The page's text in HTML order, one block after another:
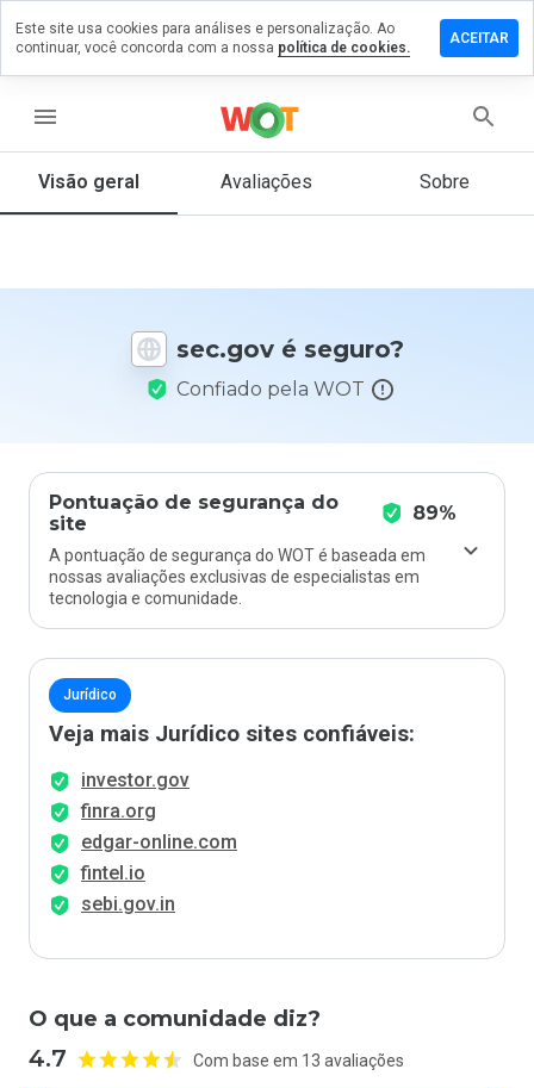
menu
Visão geral Avaliações Sobre
sec.gov é seguro?
Confiado pela WOT
Pontuação de segurança do
site
89%
A pontuação de segurança do WOT é baseada em
nossas avaliações exclusivas de especialistas em
tecnologia e comunidade.
Jurídico
Veja mais Jurídico sites confiáveis:
investor.gov
finra.org
edgar-online.com
fintel.io
sebi.gov.in
O que a comunidade diz?
4.7 Com base em 13 avaliações
um
que
Este site usa cookies para análises e personalização. Ao
continuar, você concorda com a nossa política de cookies.
ACEITAR